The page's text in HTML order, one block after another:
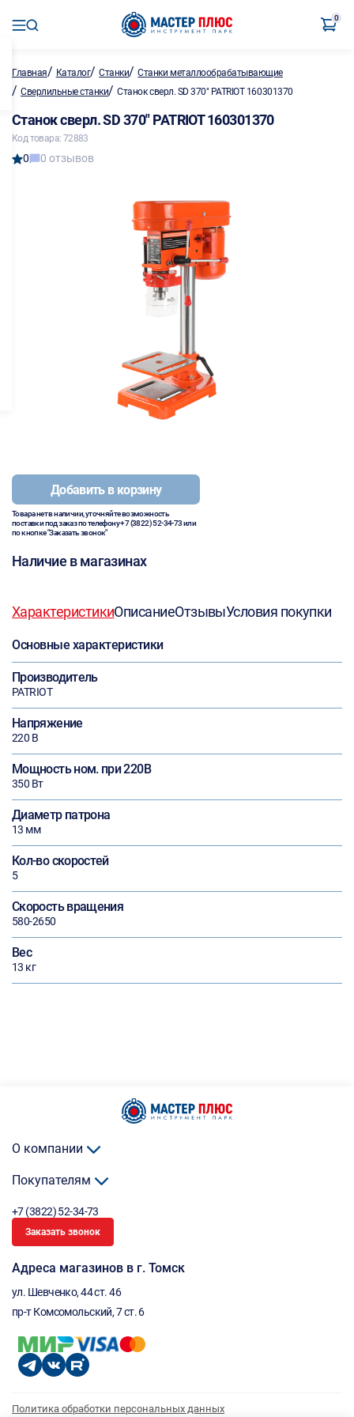
0
Главная/ Каталог/Станки/Станки металлообрабатывающие
/ Сверлильные станки/Станок сверл. SD 370" PATRIOT 160301370
Станок сверл. SD 370" PATRIOT 160301370
Код товара: 72883
0 0 отзывов
Добавить в корзину
Товара нет в наличии, уточняйте возможность
поставки под заказ по телефону+7 (3822) 52-34-73или
по кнопке "Заказать звонок"
Наличие в магазинах
ХарактеристикиОписаниеОтзывыУсловия покупки
Основные характеристики
Производитель
PATRIOT
Напряжение
220 В
Мощность ном. при 220В
350 Вт
Диаметр патрона
13 мм
Кол-во скоростей
5
Скорость вращения
580-2650
Вес
13 кг
О компании
Покупателям
+7 (3822) 52-34-73
Заказать звонок
Адреса магазинов в г. Томск
ул. Шевченко, 44 ст. 46
пр-т Комсомольский, 7 ст. 6
Политика обработки персональных данных